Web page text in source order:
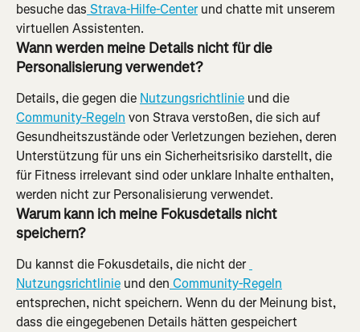
besuche das Strava-Hilfe-Center und chatte mit unserem
virtuellen Assistenten.
Wann werden meine Details nicht für die
Personalisierung verwendet?
Details, die gegen die Nutzungsrichtlinie und die
Community-Regeln von Strava verstoßen, die sich auf
Gesundheitszustände oder Verletzungen beziehen, deren
Unterstützung für uns ein Sicherheitsrisiko darstellt, die
für Fitness irrelevant sind oder unklare Inhalte enthalten,
werden nicht zur Personalisierung verwendet.
Warum kann ich meine Fokusdetails nicht
speichern?
Du kannst die Fokusdetails, die nicht der
Nutzungsrichtlinie und den Community-Regeln
entsprechen, nicht speichern. Wenn du der Meinung bist,
dass die eingegebenen Details hätten gespeichert